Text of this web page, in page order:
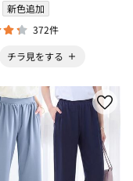
新色追加
372件
チラ見をする